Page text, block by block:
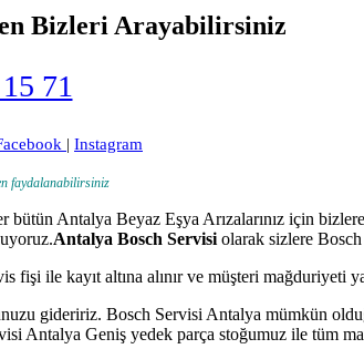
Bizleri Arayabilirsiniz
71
| Instagram
faydalanabilirsiniz
Antalya Beyaz Eşya Arızalarınız için
Antalya Bosch Servisi olarak sizlere
ile kayıt altına alınır ve müşteri mağduriyeti
gideririz. Bosch Servisi Antalya mümkün
Antalya Geniş yedek parça stoğumuz ile tüm